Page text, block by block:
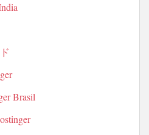
Brasil